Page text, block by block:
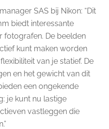
SAS bij Nikon: “Dit
biedt interessante
fotografen. De beelden
kunt maken worden
van je statief. De
en het gewicht van dit
een ongekende
je kunt nu lastige
vastleggen die